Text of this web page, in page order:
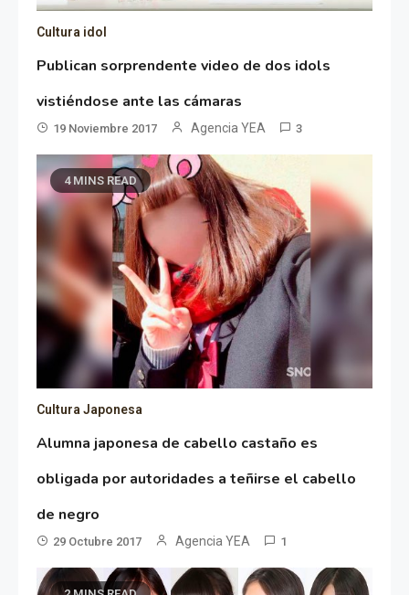
Cultura idol
Publican sorprendente video de dos idols
vistiéndose ante las cámaras
19 Noviembre 2017 Agencia YEA 3
4 MINS READ
Cultura Japonesa
Alumna japonesa de cabello castaño es
obligada por autoridades a teñirse el cabello
de negro
29 Octubre 2017 Agencia YEA 1